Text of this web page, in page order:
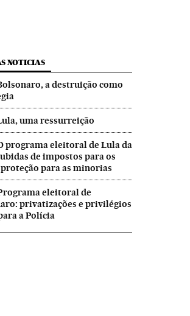
NOTICIAS
a destruição como
uma ressurreição
programa eleitoral de Lula da
de impostos para os
para as minorias
eleitoral de
privatizações e privilégios
a Polícia